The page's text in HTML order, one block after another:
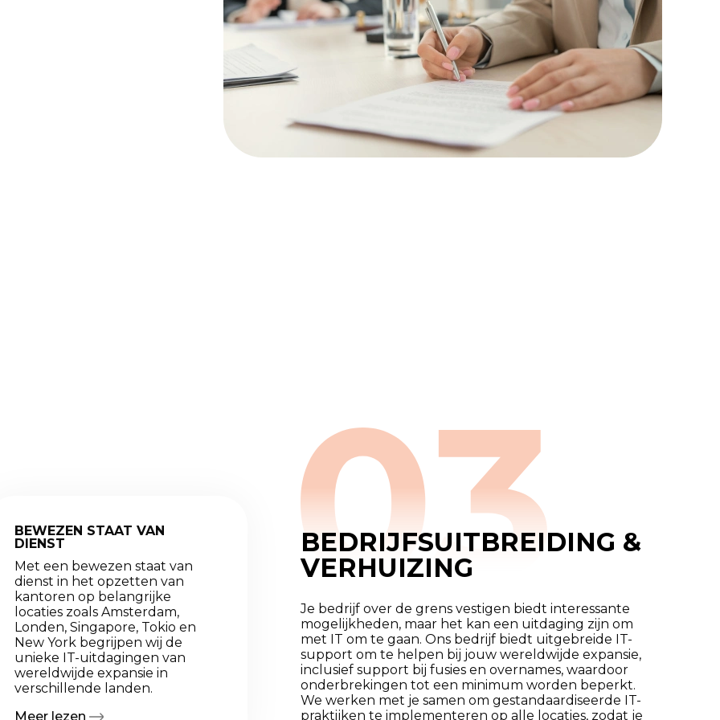
BEWEZEN STAAT VAN
DIENST
Met een bewezen staat van
dienst in het opzetten van
kantoren op belangrijke
locaties zoals Amsterdam,
Londen, Singapore, Tokio en
New York begrijpen wij de
unieke IT-uitdagingen van
wereldwijde expansie in
verschillende landen.
Meer lezen
BEDRIJFSUITBREIDING &
VERHUIZING
Je bedrijf over de grens vestigen biedt interessante
mogelijkheden, maar het kan een uitdaging zijn om
met IT om te gaan. Ons bedrijf biedt uitgebreide IT-
support om te helpen bij jouw wereldwijde expansie,
inclusief support bij fusies en overnames, waardoor
onderbrekingen tot een minimum worden beperkt.
We werken met je samen om gestandaardiseerde IT-
praktijken te implementeren op alle locaties, zodat je